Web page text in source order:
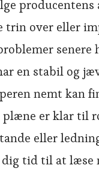
trin over eller
senere
en stabil og
nemt kan
plæne er klar til
eller
tid til at læse